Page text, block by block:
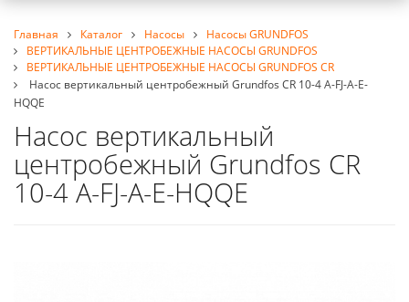
Главная Каталог Насосы
Насосы GRUNDFOS
ВЕРТИКАЛЬНЫЕ ЦЕНТРОБЕЖНЫЕ НАСОСЫ GRUNDFOS
ВЕРТИКАЛЬНЫЕ ЦЕНТРОБЕЖНЫЕ НАСОСЫ GRUNDFOS CR
Насос вертикальный центробежный Grundfos CR 10-4 A-FJ-A-E-
HQQE
Насос вертикальный
центробежный Grundfos CR
10-4 A-FJ-A-E-HQQE